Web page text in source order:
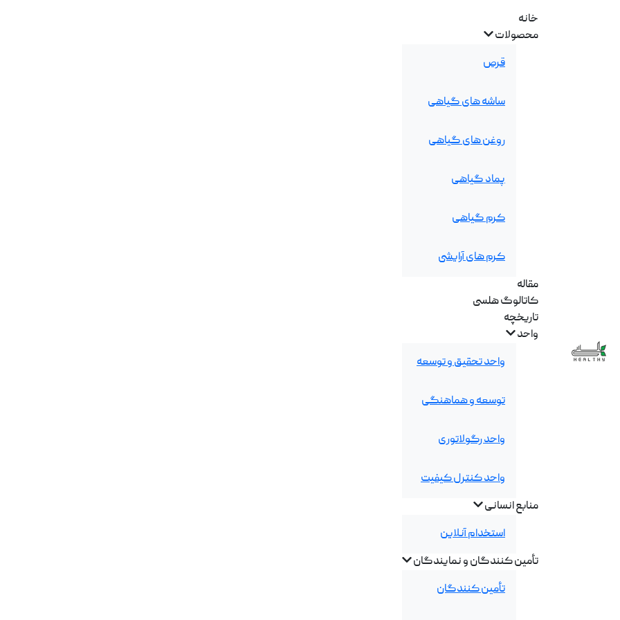
خانه
محصولات
قرص
ساشه های گیاهی
روغن های گیاهی
پماد گیاهی
کرم گیاهی
کرم های آرایشی
مقاله
کاتالوگ هلسی
تاریخچه
واحد
واحد تحقیق و توسعه
توسعه و هماهنگی
واحد رگولاتوری
واحد کنترل کیفیت
منابع انسانی
استخدام آنلاین
تأمین کنندگان و نمایندگان
تأمین کنندگان